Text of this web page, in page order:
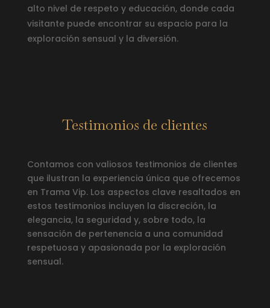
alto nivel de respeto y educación, donde cada
visitante puede encontrar su espacio para la
exploración sensual y la diversión.
Testimonios de clientes
Contamos con valiosos testimonios de clientes
que ilustran la experiencia única que ofrecemos
en Trama Vip. Los aspectos clave resaltados en
estos testimonios incluyen la discreción, la
elegancia, la seguridad y, sobre todo, la
sensación de pertenencia a una comunidad
respetuosa y apasionada por la exploración
sensual.